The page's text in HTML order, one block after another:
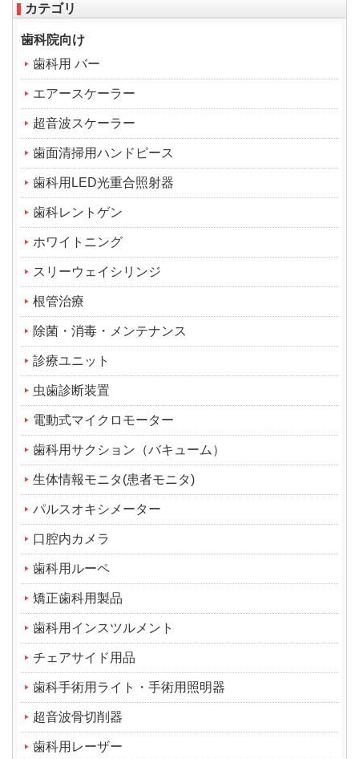
カテゴリ
歯科院向け
歯科用 バー
エアースケーラー
超音波スケーラー
歯面清掃用ハンドピース
歯科用LED光重合照射器
歯科レントゲン
ホワイトニング
スリーウェイシリンジ
根管治療
除菌・消毒・メンテナンス
診療ユニット
虫歯診断装置
電動式マイクロモーター
歯科用サクション（バキューム）
生体情報モニタ(患者モニタ)
パルスオキシメーター
口腔内カメラ
歯科用ルーペ
矯正歯科用製品
歯科用インスツルメント
チェアサイド用品
歯科手術用ライト・手術用照明器
超音波骨切削器
歯科用レーザー